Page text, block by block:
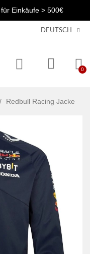
Einkäufe > 500€
DEUTSCH
Redbull Racing Jacke